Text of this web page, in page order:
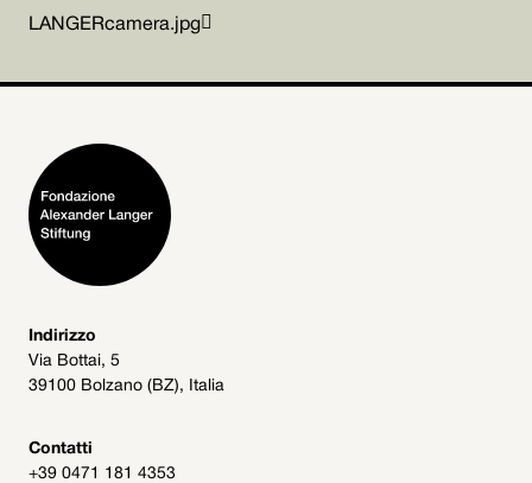
LANGERcamera.jpg
Indirizzo
Via Bottai, 5
39100 Bolzano (BZ), Italia
Contatti
+39 0471 181 4353